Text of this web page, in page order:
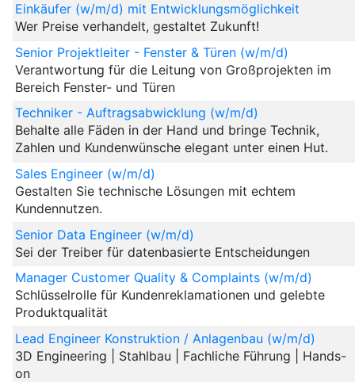
Einkäufer (w/m/d) mit Entwicklungsmöglichkeit
Wer Preise verhandelt, gestaltet Zukunft!
Senior Projektleiter - Fenster & Türen (w/m/d)
Verantwortung für die Leitung von Großprojekten im
Bereich Fenster- und Türen
Techniker - Auftragsabwicklung (w/m/d)
Behalte alle Fäden in der Hand und bringe Technik,
Zahlen und Kundenwünsche elegant unter einen Hut.
Sales Engineer (w/m/d)
Gestalten Sie technische Lösungen mit echtem
Kundennutzen.
Senior Data Engineer (w/m/d)
Sei der Treiber für datenbasierte Entscheidungen
Manager Customer Quality & Complaints (w/m/d)
Schlüsselrolle für Kundenreklamationen und gelebte
Produktqualität
Lead Engineer Konstruktion / Anlagenbau (w/m/d)
3D Engineering | Stahlbau | Fachliche Führung | Hands-
on